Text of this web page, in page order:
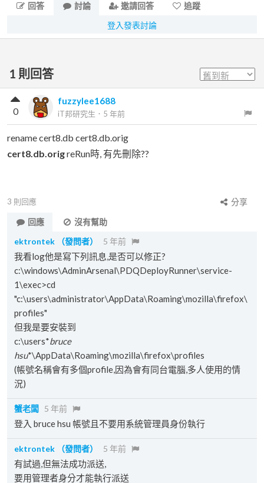
回答
討論 邀請回答
追蹤
登入發表討論
1 則回答
fuzzylee1688
iT邦研究生 ． 5 年前
0
rename cert8.db cert8.db.orig
cert8.db.origreRun時, 有先刪除??
3 則回應
分享
回應
沒有幫助
ektrontek
（發問者） 5 年前
我看log他是寫下列訊息,是否可以修正?
c:\windows\AdminArsenal\PDQDeployRunner\service-
1\exec>cd
"c:\users\administrator\AppData\Roaming\mozilla\firefox\
profiles"
但我是要安裝到
c:\users*bruce
hsu*\AppData\Roaming\mozilla\firefox\profiles
(帳號名稱會有多個profile,因為會有同台電腦,多人使用的情
況)
蟹老闆 5 年前
登入 bruce hsu 帳號且不要用系統管理員身份執行
ektrontek （發問者） 5 年前
有試過,但無法成功派送,
要用管理者身分才能執行派送